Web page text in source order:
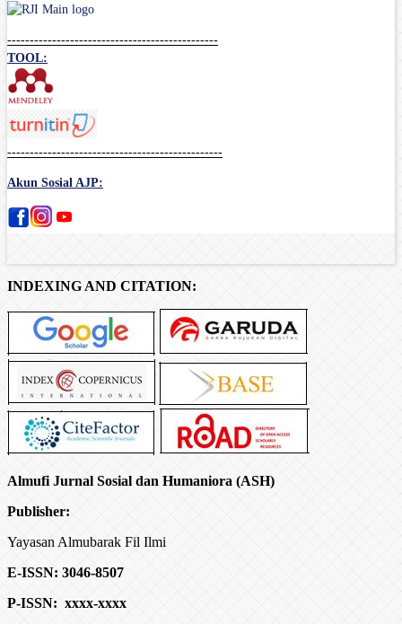
-----------------------------------------------
TOOL:
------------------------------------------------
Akun Sosial AJP:
INDEXING AND CITATION:
Almufi Jurnal Sosial dan Humaniora (ASH)
Publisher:
Yayasan Almubarak Fil Ilmi
E-ISSN: 3046-8507
P-ISSN: xxxx-xxxx